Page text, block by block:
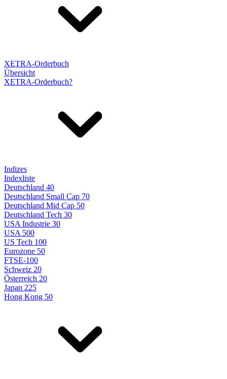
XETRA-Orderbuch
Übersicht
XETRA-Orderbuch?
Indizes
Indexliste
Deutschland 40
Deutschland Small Cap 70
Deutschland Mid Cap 50
Deutschland Tech 30
USA Industrie 30
USA 500
US Tech 100
Eurozone 50
FTSE-100
Schweiz 20
Österreich 20
Japan 225
Hong Kong 50